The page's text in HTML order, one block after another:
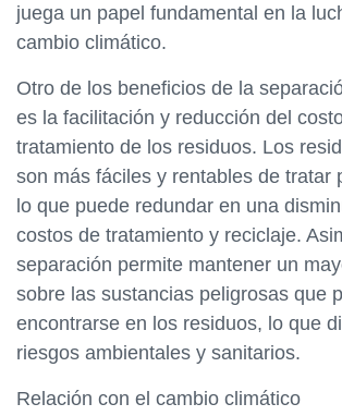
juega un papel fundamental en la
cambio climático.
Otro de los beneficios de la
es la facilitación y reducción del
tratamiento de los residuos. Los
son más fáciles y rentables de tratar
lo que puede redundar en una
costos de tratamiento y reciclaje.
separación permite mantener un
sobre las sustancias peligrosas que
encontrarse en los residuos, lo que
riesgos ambientales y sanitarios.
Relación con el cambio climático